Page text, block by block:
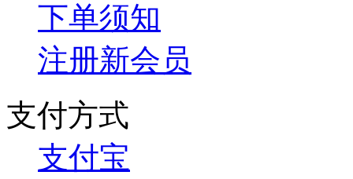
下单须知
注册新会员
支付方式
支付宝